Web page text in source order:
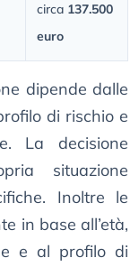
circa 137.500
euro
dipende dalle
di rischio e
La decisione
situazione
Inoltre le
in base all’età,
e al profilo di